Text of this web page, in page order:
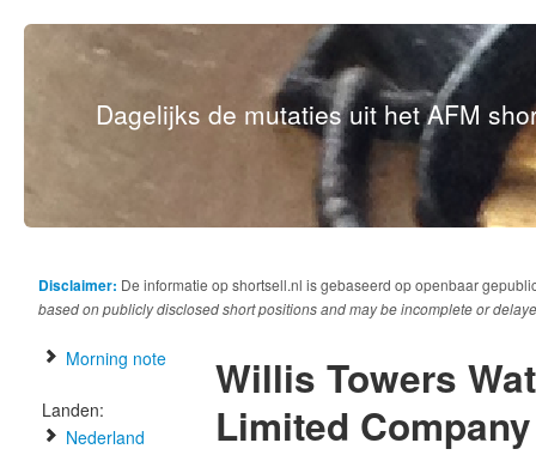
Dagelijks de mutaties uit het AFM
Disclaimer: De informatie op shortsell.nl is gebaseerd op openbaar
based on publicly disclosed short positions and may be incomplete or
Morning note
Landen:
Nederland
Willis Towers
Limited Company